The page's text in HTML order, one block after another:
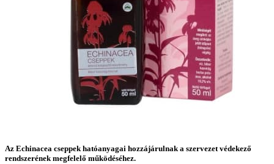
Az Echinacea cseppek hatóanyagai hozzájárulnak a szervezet védekező
rendszerének megfelelő működéséhez.